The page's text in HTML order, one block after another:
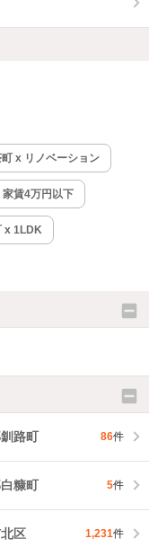
x リノベーション
賃4万円以下
x 1LDK
路町 86件
糠町 5件
区 1,231件